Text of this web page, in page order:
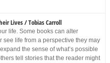
Lives / Tobias Carroll
life. Some books can alter
life from a perspective they may
the sense of what’s possible
tell stories that the reader might